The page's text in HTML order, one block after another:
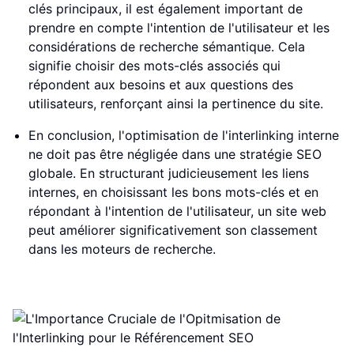
clés principaux, il est également important de
prendre en compte l'intention de l'utilisateur et les
considérations de recherche sémantique. Cela
signifie choisir des mots-clés associés qui
répondent aux besoins et aux questions des
utilisateurs, renforçant ainsi la pertinence du site.
En conclusion, l'optimisation de l'interlinking interne
ne doit pas être négligée dans une stratégie SEO
globale. En structurant judicieusement les liens
internes, en choisissant les bons mots-clés et en
répondant à l'intention de l'utilisateur, un site web
peut améliorer significativement son classement
dans les moteurs de recherche.